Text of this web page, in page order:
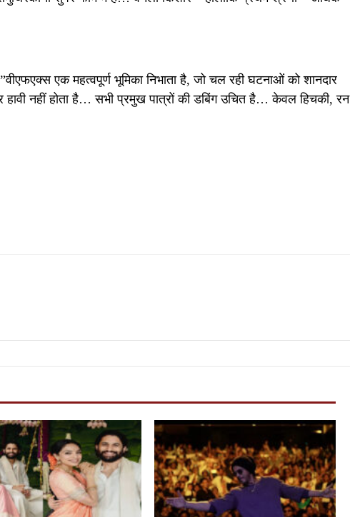
एक महत्वपूर्ण भूमिका निभाता है, जो चल रही घटनाओं को शानदार
नहीं होता है… सभी प्रमुख पात्रों की डबिंग उचित है… केवल हिचकी, रन